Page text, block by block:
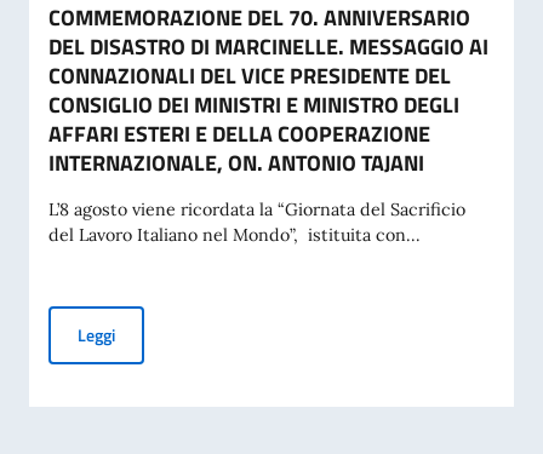
COMMEMORAZIONE DEL 70. ANNIVERSARIO
DEL DISASTRO DI MARCINELLE. MESSAGGIO AI
CONNAZIONALI DEL VICE PRESIDENTE DEL
CONSIGLIO DEI MINISTRI E MINISTRO DEGLI
AFFARI ESTERI E DELLA COOPERAZIONE
INTERNAZIONALE, ON. ANTONIO TAJANI
L’8 agosto viene ricordata la “Giornata del Sacrificio
del Lavoro Italiano nel Mondo”, istituita con...
LeggiCOMMEMORAZIONE DEL 70. ANNIVERSARIO DEL